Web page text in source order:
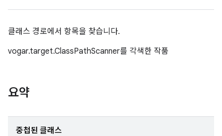
클래스 경로에서 항목을 찾습니다.
vogar.target.ClassPathScanner를 각색한 작품
요약
중첩된 클래스